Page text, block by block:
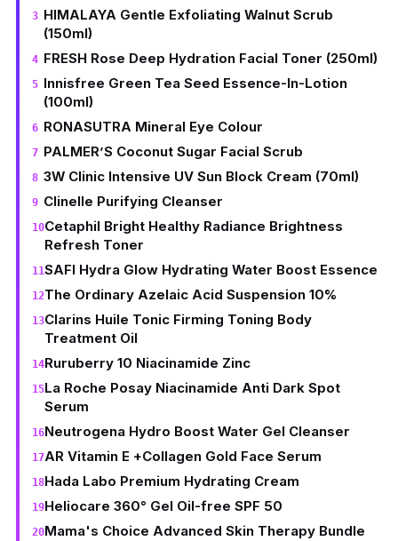
HIMALAYA Gentle Exfoliating Walnut Scrub
(150ml)
FRESH Rose Deep Hydration Facial Toner (250ml)
Innisfree Green Tea Seed Essence-In-Lotion
(100ml)
RONASUTRA Mineral Eye Colour
PALMER’S Coconut Sugar Facial Scrub
3W Clinic Intensive UV Sun Block Cream (70ml)
Clinelle Purifying Cleanser
Cetaphil Bright Healthy Radiance Brightness
Refresh Toner
SAFI Hydra Glow Hydrating Water Boost Essence
The Ordinary Azelaic Acid Suspension 10%
Clarins Huile Tonic Firming Toning Body
Treatment Oil
Ruruberry 10 Niacinamide Zinc
La Roche Posay Niacinamide Anti Dark Spot
Serum
Neutrogena Hydro Boost Water Gel Cleanser
AR Vitamin E +Collagen Gold Face Serum
Hada Labo Premium Hydrating Cream
Heliocare 360° Gel Oil-free SPF 50
Mama's Choice Advanced Skin Therapy Bundle